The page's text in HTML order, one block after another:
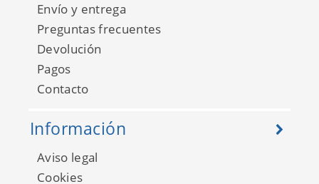
Hannah FD25123
Envío y entrega
Preguntas frecuentes
Devolución
Pagos
Contacto
Información
Aviso legal
Cookies